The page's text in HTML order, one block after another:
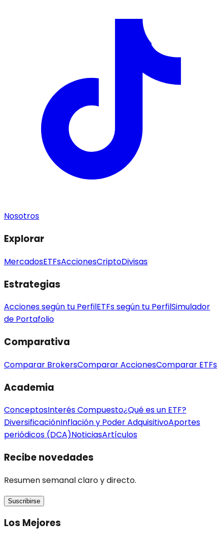
Nosotros
Explorar
MercadosETFsAccionesCriptoDivisas
Estrategias
Acciones según tu PerfilETFs según tu PerfilSimulador
de Portafolio
Comparativa
Comparar BrokersComparar AccionesComparar ETFs
Academia
ConceptosInterés Compuesto¿Qué es un ETF?
DiversificaciónInflación y Poder AdquisitivoAportes
periódicos (DCA)NoticiasArtículos
Recibe novedades
Resumen semanal claro y directo.
Suscribirse
Los Mejores